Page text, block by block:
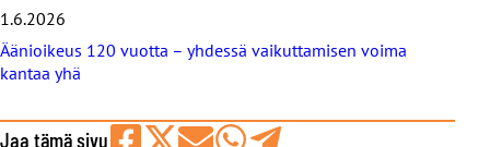
1.6.2026
Äänioikeus 120 vuotta – yhdessä vaikuttamisen voima
kantaa yhä
Jaa tämä sivu